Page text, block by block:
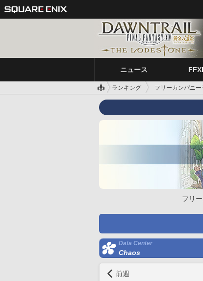
ニュース
ランキング フリーカンパニー
フリ
Data Center
Chaos
前週